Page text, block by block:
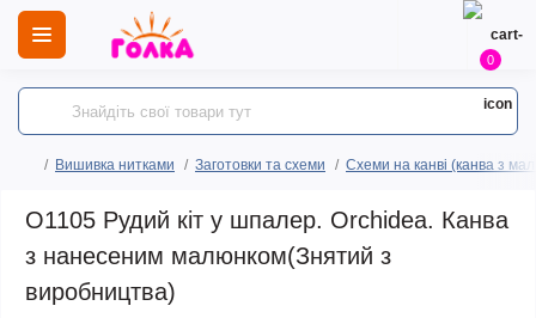
0
Вишивка нитками Заготовки та схеми Схеми на канві (канва з
O1105 Рудий кіт у шпалер. Orchidea. Канва
з нанесеним малюнком(Знятий з
виробництва)